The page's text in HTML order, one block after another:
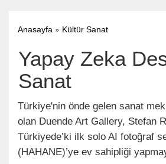
Anasayfa » Kültür Sanat
Yapay Zeka
Sanat
Türkiye'nin önde gelen sanat
olan Duende Art Gallery, Stefan
Türkiyede’ki ilk solo AI fotoğraf
(HAHANE)’ye ev sahipliği